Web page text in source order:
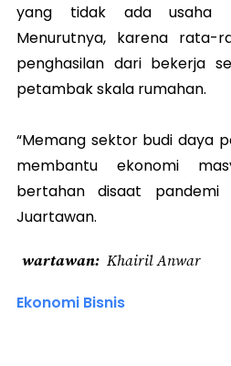
yang tidak ada usaha
Menurutnya, karena rata-
penghasilan dari bekerja
petambak skala rumahan.
“Memang sektor budi daya
membantu ekonomi
bertahan disaat pandemi
Juartawan.
wartawan Khairil Anwar
Ekonomi Bisnis